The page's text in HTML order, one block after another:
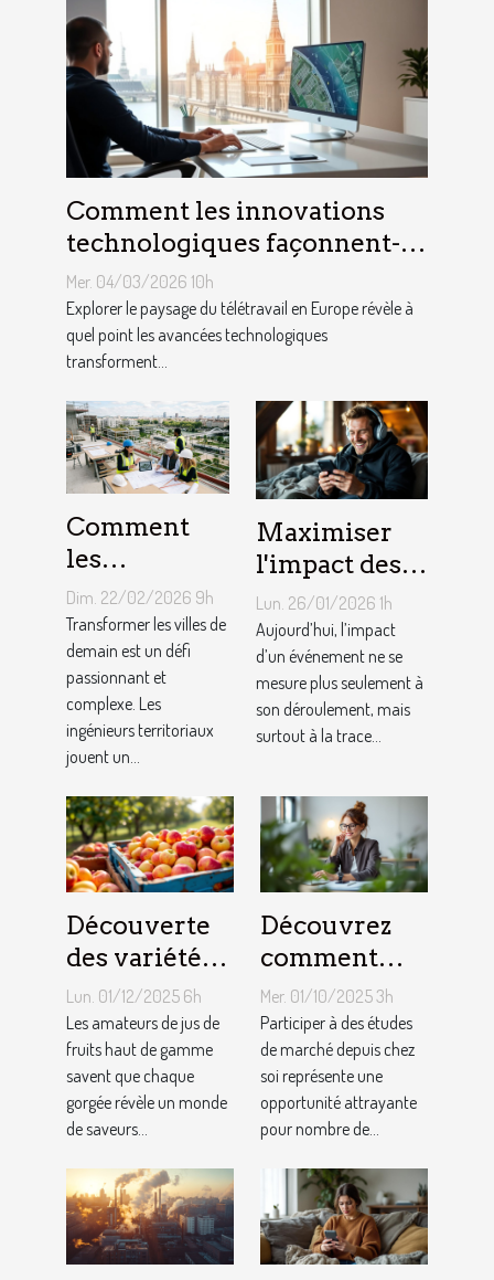
Comment les innovations
technologiques façonnent-
elles le télétravail en Europe
?
Mer. 04/03/2026 10h
Explorer le paysage du télétravail en Europe révèle à
quel point les avancées technologiques
transforment...
Comment
les
ingénieurs
territoriaux
façonnent-
ils les villes
de demain ?
Dim. 22/02/2026 9h
Transformer les villes de
demain est un défi
passionnant et
complexe. Les
ingénieurs territoriaux
jouent un...
Maximiser
l'impact des
événements
avec des
souvenirs
audio
personnalisés
Lun. 26/01/2026 1h
Aujourd’hui, l’impact
d’un événement ne se
mesure plus seulement à
son déroulement, mais
surtout à la trace...
Découverte
des variétés
de pommes
utilisées
dans les jus
premium
Lun. 01/12/2025 6h
Les amateurs de jus de
fruits haut de gamme
savent que chaque
gorgée révèle un monde
de saveurs...
Découvrez
comment
participer à
des études de
marché
depuis chez
vous
Mer. 01/10/2025 3h
Participer à des études
de marché depuis chez
soi représente une
opportunité attrayante
pour nombre de...